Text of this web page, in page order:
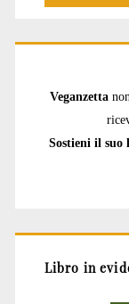
Veganzetta
Sostieni il suo
Libro in